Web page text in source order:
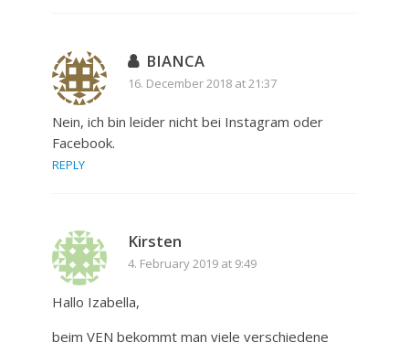
BIANCA
16. December 2018 at 21:37
Nein, ich bin leider nicht bei Instagram oder
Facebook.
REPLY
Kirsten
4. February 2019 at 9:49
Hallo Izabella,
beim VEN bekommt man viele verschiedene